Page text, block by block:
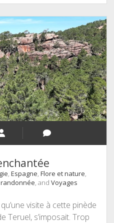
village
perdu
d’un
autre
temps
, Espagne, Flore et nature,
randonnée, and Voyages
visite à cette pinède
Teruel, s’imposait. Trop